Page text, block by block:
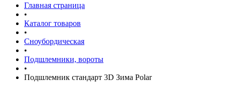
Главная страница
•
Каталог товаров
•
Сноубордическая
•
Подшлемники, вороты
•
Подшлемник стандарт 3D Зима Polar